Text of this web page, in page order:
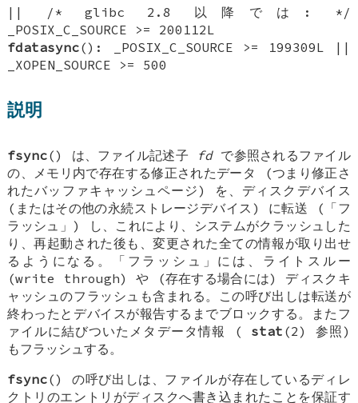
|| /* glibc 2.8 以降では: */
_POSIX_C_SOURCE >= 200112L
fdatasync(): _POSIX_C_SOURCE >= 199309L ||
_XOPEN_SOURCE >= 500
説明
fsync() は、ファイル記述子 fdで参照されるファイル
の、メモリ内で存在する修正されたデータ (つまり修正さ
れたバッファキャッシュページ) を、ディスクデバイス
(またはその他の永続ストレージデバイス) に転送 (「フ
ラッシュ」) し、これにより、システムがクラッシュした
り、再起動された後も、変更された全ての情報が取り出せ
るようになる。「フラッシュ」には、ライトスルー
(write through) や (存在する場合には) ディスクキ
ャッシュのフラッシュも含まれる。この呼び出しは転送が
終わったとデバイスが報告するまでブロックする。またフ
ァイルに結びついたメタデータ情報 ( stat (2) 参照)
もフラッシュする。
fsync() の呼び出しは、ファイルが存在しているディレ
クトリのエントリがディスクへ書き込まれたことを保証す